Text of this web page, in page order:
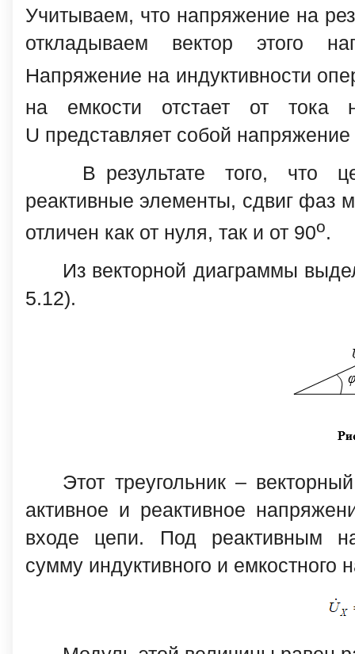
Учитываем, что напряжение на
откладываем вектор этого
Напряжение на индуктивности
на емкости отстает от тока
U представляет собой
В результате того, что
реактивные элементы, сдвиг
отличен как от нуля, так и от 90о.
Из векторной диаграммы
5.12).
Этот треугольник –
активное и реактивное
входе цепи. Под реактивным
сумму индуктивного и емкостного